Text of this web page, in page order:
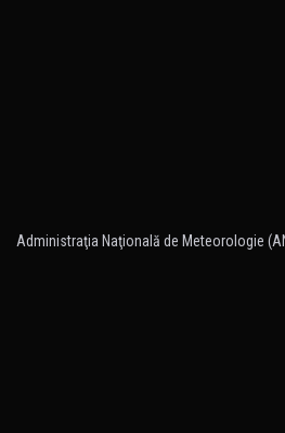
Administraţia Naţională de Meteorologie